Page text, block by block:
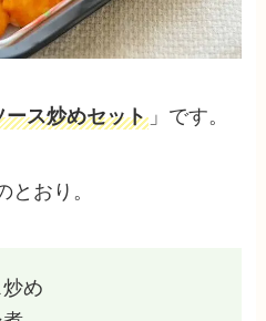
ース炒めセット 」です。
とおり。
め